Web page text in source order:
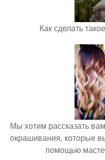
Как сделать
Мы хотим рассказать
окрашивания, которые
помощью